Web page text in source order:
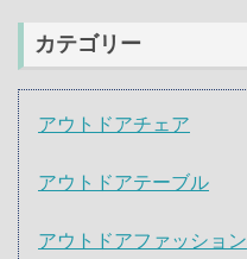
カテゴリー
アウトドアチェア
アウトドアテーブル
アウトドアファッション